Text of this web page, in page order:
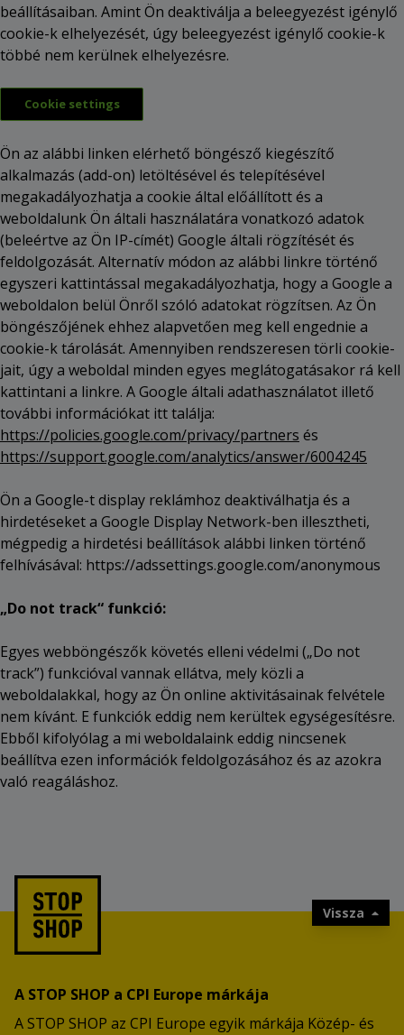
beállításaiban. Amint Ön deaktiválja a beleegyezést igénylő
cookie-k elhelyezését, úgy beleegyezést igénylő cookie-k
többé nem kerülnek elhelyezésre.
Cookie settings
Ön az alábbi linken elérhető böngésző kiegészítő
alkalmazás (add-on) letöltésével és telepítésével
megakadályozhatja a cookie által előállított és a
weboldalunk Ön általi használatára vonatkozó adatok
(beleértve az Ön IP-címét) Google általi rögzítését és
feldolgozását. Alternatív módon az alábbi linkre történő
egyszeri kattintással megakadályozhatja, hogy a Google a
weboldalon belül Önről szóló adatokat rögzítsen. Az Ön
böngészőjének ehhez alapvetően meg kell engednie a
cookie-k tárolását. Amennyiben rendszeresen törli cookie-
jait, úgy a weboldal minden egyes meglátogatásakor rá kell
kattintani a linkre. A Google általi adathasználatot illető
további információkat itt találja:
https://policies.google.com/privacy/partners és
https://support.google.com/analytics/answer/6004245
Ön a Google-t display reklámhoz deaktiválhatja és a
hirdetéseket a Google Display Network-ben illesztheti,
mégpedig a hirdetési beállítások alábbi linken történő
felhívásával: https://adssettings.google.com/anonymous
„Do not track“ funkció:
Egyes webböngészők követés elleni védelmi („Do not
track”) funkcióval vannak ellátva, mely közli a
weboldalakkal, hogy az Ön online aktivitásainak felvétele
nem kívánt. E funkciók eddig nem kerültek egységesítésre.
Ebből kifolyólag a mi weboldalaink eddig nincsenek
beállítva ezen információk feldolgozásához és az azokra
való reagáláshoz.
Vissza
A STOP SHOP a CPI Europe márkája
A STOP SHOP az CPI Europe egyik márkája Közép- és